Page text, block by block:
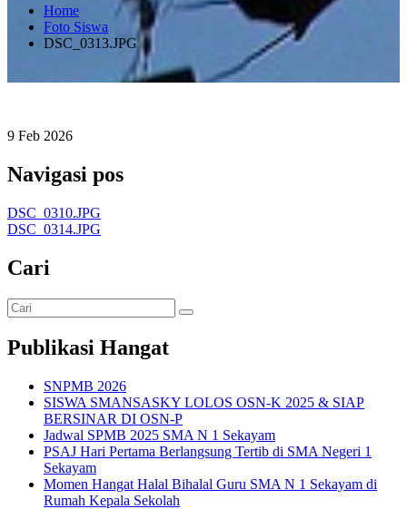
Home
Foto Siswa
DSC_0313.JPG
9 Feb 2026
Navigasi pos
DSC_0310.JPG
DSC_0314.JPG
Cari
Publikasi Hangat
SNPMB 2026
SISWA SMANSASKY LOLOS OSN-K 2025 & SIAP
BERSINAR DI OSN-P
Jadwal SPMB 2025 SMA N 1 Sekayam
PSAJ Hari Pertama Berlangsung Tertib di SMA Negeri 1
Sekayam
Momen Hangat Halal Bihalal Guru SMA N 1 Sekayam di
Rumah Kepala Sekolah